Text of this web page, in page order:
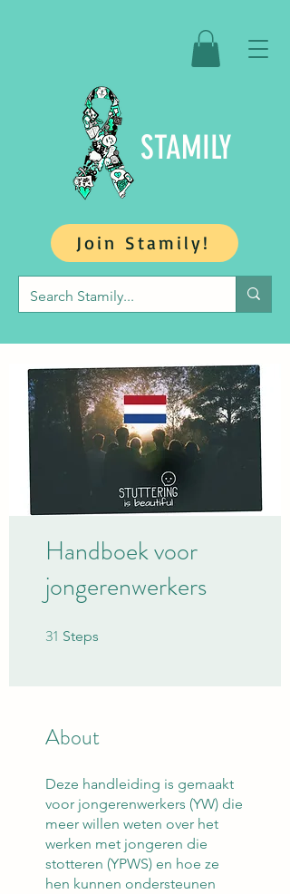
STAMILY
Join Stamily!
Handboek voor
jongerenwerkers
31 Steps
About
Deze handleiding is gemaakt
voor jongerenwerkers (YW) die
meer willen weten over het
werken met jongeren die
stotteren (YPWS) en hoe ze
hen kunnen ondersteunen